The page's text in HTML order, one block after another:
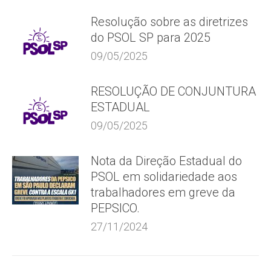
Resolução sobre as diretrizes
do PSOL SP para 2025
09/05/2025
RESOLUÇÃO DE CONJUNTURA
ESTADUAL
09/05/2025
Nota da Direção Estadual do
PSOL em solidariedade aos
trabalhadores em greve da
PEPSICO.
27/11/2024